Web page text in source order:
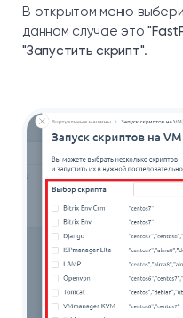
В открытом меню
данном случае это
"Запустить скрипт".